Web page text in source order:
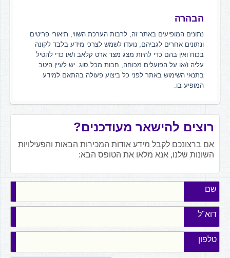
הבהרה
נתונים המופיעים באתר זה, לרבות הערכת השווי, תיאורי פריטים
ונתונים אחרים לגביהם, נועדו לשמש לצרכי מידע בלבד לקונה
בכוח ואין בהם כדי להיות מצג מצד ארט קלאב ו/או כדי להטיל
עליה ו/או על הפועלים מכוחה, חבות מכל סוג. יש לעיין היטב
בתנאי השימוש באתר לפני כל ביצוע פעולה בהתאם למידע
המופיע בו.
רוצים להישאר מעודכנים?
אם ברצונכם לקבל מידע אודות המכירות הבאות והפעילויות
השונות שלנו, אנא מלאו את הטופס הבא:
שם
דוא"ל
טלפון